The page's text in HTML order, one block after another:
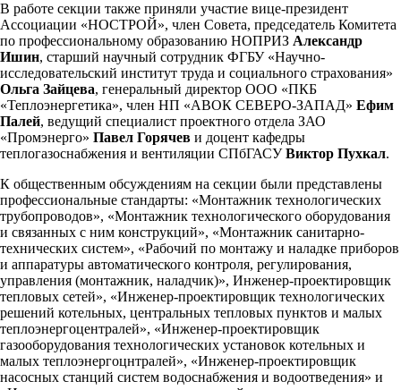
В работе секции также приняли участие вице-президент
Ассоциации «НОСТРОЙ», член Совета, председатель Комитета
по профессиональному образованию НОПРИЗ Александр
Ишин, старший научный сотрудник ФГБУ «Научно-
исследовательский институт труда и социального страхования»
Ольга Зайцева, генеральный директор ООО «ПКБ
«Теплоэнергетика», член НП «АВОК СЕВЕРО-ЗАПАД» Ефим
Палей, ведущий специалист проектного отдела ЗАО
«Промэнерго» Павел Горячев и доцент кафедры
теплогазоснабжения и вентиляции СПбГАСУВиктор Пухкал.
К общественным обсуждениям на секции были представлены
профессиональные стандарты: «Монтажник технологических
трубопроводов», «Монтажник технологического оборудования
и связанных с ним конструкций», «Монтажник санитарно-
технических систем», «Рабочий по монтажу и наладке приборов
и аппаратуры автоматического контроля, регулирования,
управления (монтажник, наладчик)», Инженер-проектировщик
тепловых сетей», «Инженер-проектировщик технологических
решений котельных, центральных тепловых пунктов и малых
теплоэнергоцентралей», «Инженер-проектировщик
газооборудования технологических установок котельных и
малых теплоэнергоцнтралей», «Инженер-проектировщик
насосных станций систем водоснабжения и водоотведения» и